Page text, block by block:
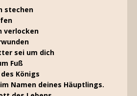
stechen
verlocken
sei um dich
Fuß
Königs
Namen deines Häuptlings.